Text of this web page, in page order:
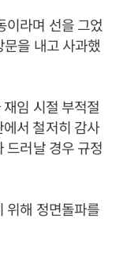
이라며 선을 그었
을 내고 사과했
임 시절 부적절
서 철저히 감사
러날 경우 규정
위해 정면돌파를